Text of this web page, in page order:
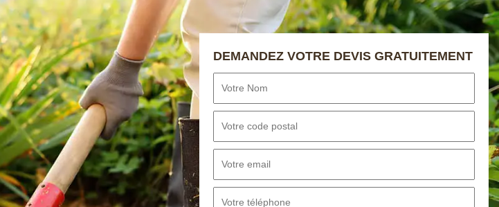
DEMANDEZ VOTRE DEVIS GRATUITEMENT